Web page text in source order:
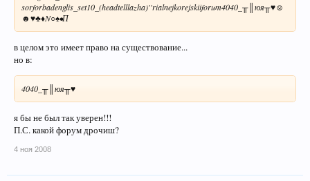
sorforbadenglis_set10_(headtelllazha)''rialnejkorejskiiforum4040_╥║юя╥♥☺
☻♥♣♦N○♠•П
в целом это имеет право на существование...
но в:
4040_╥║юя╥♥
я бы не был так уверен!!!
П.С. какой форум дрочиш?
4 ноя 2008